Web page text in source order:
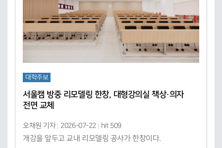
대학주보
서울캠 방중 리모델링 한창, 대형강의실 책상·의자
전면 교체
오채원 기자 2026-07-22
hit 509
개강을 앞두고 교내 리모델링 공사가 한창이다.